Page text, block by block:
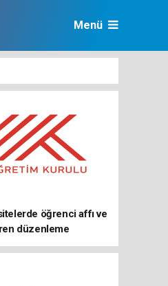
Menü
öğrenci affı ve
düzenleme